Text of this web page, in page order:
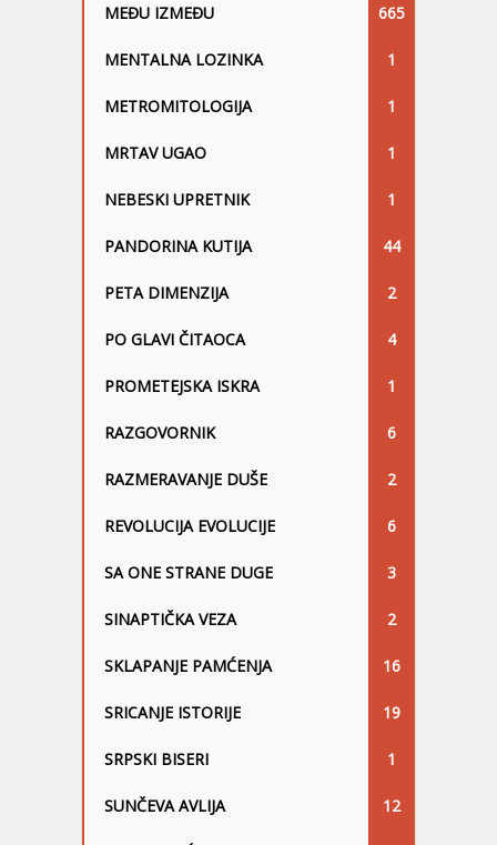
MEĐU IZMEĐU 665
MENTALNA LOZINKA 1
METROMITOLOGIJA 1
MRTAV UGAO 1
NEBESKI UPRETNIK 1
PANDORINA KUTIJA 44
PETA DIMENZIJA 2
PO GLAVI ČITAOCA 4
PROMETEJSKA ISKRA 1
RAZGOVORNIK 6
RAZMERAVANJE DUŠE 2
REVOLUCIJA EVOLUCIJE 6
SA ONE STRANE DUGE 3
SINAPTIČKA VEZA 2
SKLAPANJE PAMĆENJA 16
SRICANJE ISTORIJE 19
SRPSKI BISERI 1
SUNČEVA AVLIJA 12